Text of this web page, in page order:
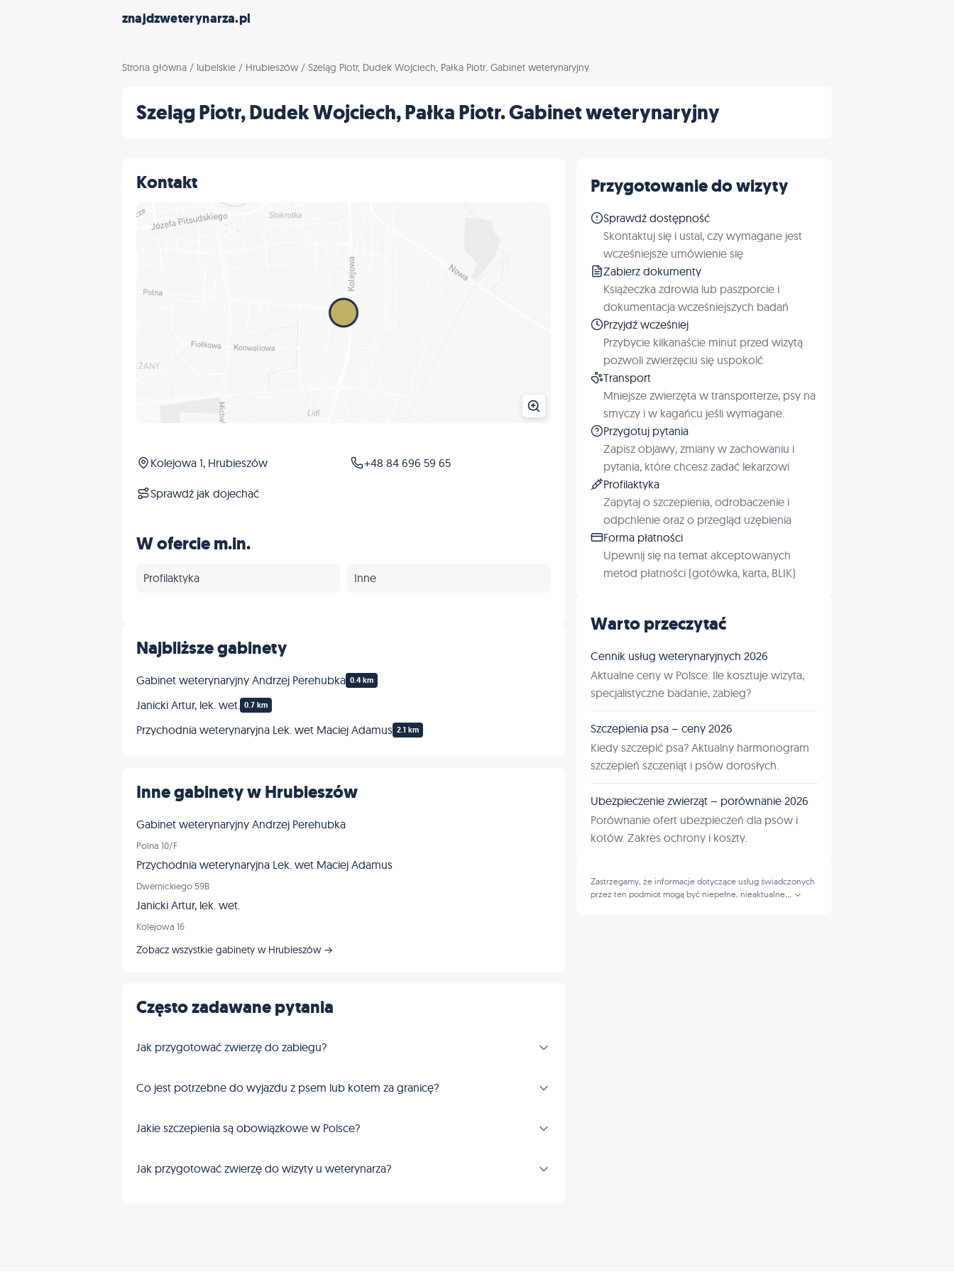
znajdzweterynarza.pl
Strona główna / lubelskie / Hrubieszów/ Szeląg Piotr, Dudek Wojciech, Pałka Piotr. Gabinet weterynaryjny
Szeląg Piotr, Dudek Wojciech, Pałka Piotr. Gabinet weterynaryjny
Kontakt
Kolejowa 1, Hrubieszów +48 84 696 59 65
Sprawdź jak dojechać
W ofercie m.in.
Profilaktyka Inne
Najbliższe gabinety
Gabinet weterynaryjny Andrzej Perehubka 0.4 km
Janicki Artur, lek. wet. 0.7 km
Przychodnia weterynaryjna Lek. wet Maciej Adamus 2.1 km
Inne gabinety w Hrubieszów
Gabinet weterynaryjny Andrzej Perehubka
Polna 10/F
Przychodnia weterynaryjna Lek. wet Maciej Adamus
Dwernickiego 59B
Janicki Artur, lek. wet.
Kolejowa 16
Zobacz wszystkie gabinety w Hrubieszów →
Często zadawane pytania
Jak przygotować zwierzę do zabiegu?
Co jest potrzebne do wyjazdu z psem lub kotem za granicę?
Jakie szczepienia są obowiązkowe w Polsce?
Jak przygotować zwierzę do wizyty u weterynarza?
Przygotowanie do wizyty
Sprawdź dostępność
Skontaktuj się i ustal, czy wymagane jest
wcześniejsze umówienie się
Zabierz dokumenty
Książeczka zdrowia lub paszporcie i
dokumentacja wcześniejszych badań
Przyjdź wcześniej
Przybycie kilkanaście minut przed wizytą
pozwoli zwierzęciu się uspokoić
Transport
Mniejsze zwierzęta w transporterze, psy na
smyczy i w kagańcu jeśli wymagane.
Przygotuj pytania
Zapisz objawy, zmiany w zachowaniu i
pytania, które chcesz zadać lekarzowi
Profilaktyka
Zapytaj o szczepienia, odrobaczenie i
odpchlenie oraz o przegląd uzębienia
Forma płatności
Upewnij się na temat akceptowanych
metod płatności (gotówka, karta, BLIK)
Warto przeczytać
Cennik usług weterynaryjnych 2026
Aktualne ceny w Polsce. Ile kosztuje wizyta,
specjalistyczne badanie, zabieg?
Szczepienia psa – ceny 2026
Kiedy szczepić psa? Aktualny harmonogram
szczepień szczeniąt i psów dorosłych.
Ubezpieczenie zwierząt – porównanie 2026
Porównanie ofert ubezpieczeń dla psów i
kotów. Zakres ochrony i koszty.
Zastrzegamy, że informacje dotyczące usług świadczonych
przez ten podmiot mogą być niepełne, nieaktualne...